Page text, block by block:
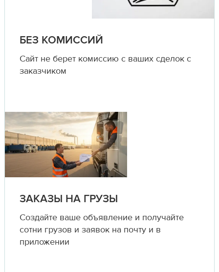
БЕЗ КОМИССИЙ
Сайт не берет комиссию с ваших сделок с
заказчиком
ЗАКАЗЫ НА ГРУЗЫ
Создайте ваше объявление и получайте
сотни грузов и заявок на почту и в
приложении